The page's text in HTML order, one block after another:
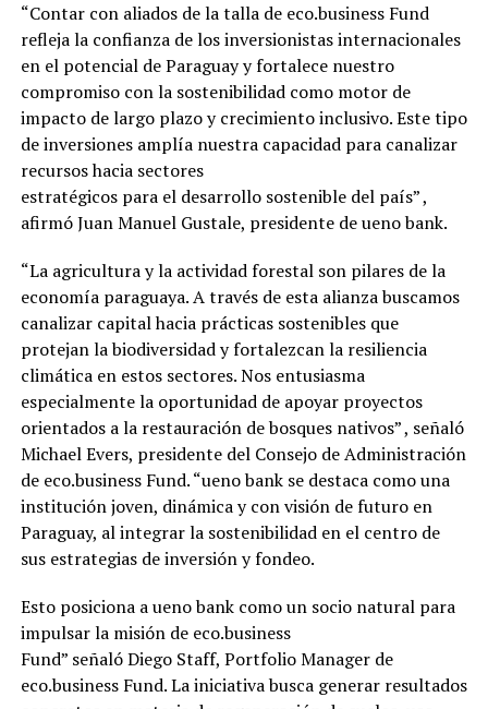
“Contar con aliados de la talla de eco.business Fund
refleja la confianza de los inversionistas internacionales
en el potencial de Paraguay y fortalece nuestro
compromiso con la sostenibilidad como motor de
impacto de largo plazo y crecimiento inclusivo. Este tipo
de inversiones amplía nuestra capacidad para canalizar
recursos hacia sectores
estratégicos para el desarrollo sostenible del país” ,
afirmó Juan Manuel Gustale, presidente de ueno bank.
“La agricultura y la actividad forestal son pilares de la
economía paraguaya. A través de esta alianza buscamos
canalizar capital hacia prácticas sostenibles que
protejan la biodiversidad y fortalezcan la resiliencia
climática en estos sectores. Nos entusiasma
especialmente la oportunidad de apoyar proyectos
orientados a la restauración de bosques nativos” , señaló
Michael Evers, presidente del Consejo de Administración
de eco.business Fund. “ueno bank se destaca como una
institución joven, dinámica y con visión de futuro en
Paraguay, al integrar la sostenibilidad en el centro de
sus estrategias de inversión y fondeo.
Esto posiciona a ueno bank como un socio natural para
impulsar la misión de eco.business
Fund” señaló Diego Staff, Portfolio Manager de
eco.business Fund. La iniciativa busca generar resultados